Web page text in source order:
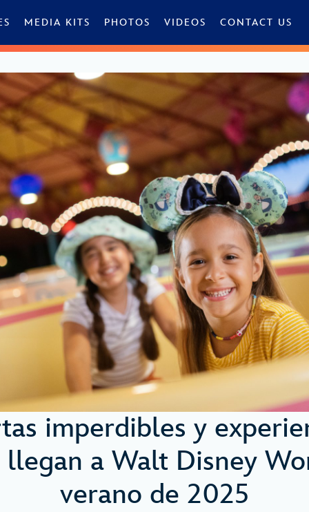
MEDIA KITS PHOTOS VIDEOS CONTACT US
imperdibles y
llegan a Walt Disney
verano de 2025